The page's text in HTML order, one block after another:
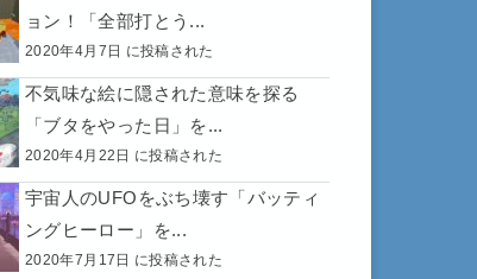
ョン！「全部打とう...
2020年4月7日 に投稿された
不気味な絵に隠された意味を探る
「ブタをやった日」を...
2020年4月22日 に投稿された
宇宙人のUFOをぶち壊す「バッティ
ングヒーロー」を...
2020年7月17日 に投稿された